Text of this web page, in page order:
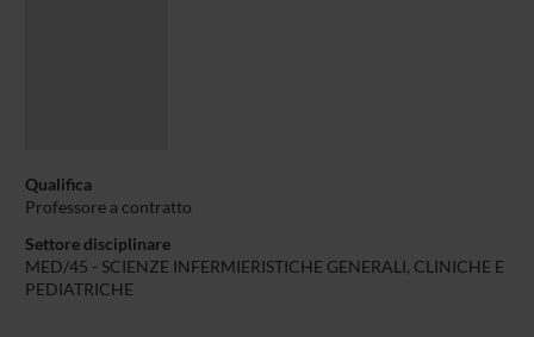
Qualifica
Professore a contratto
Settore disciplinare
MED/45 - SCIENZE INFERMIERISTICHE GENERALI, CLINICHE E
PEDIATRICHE